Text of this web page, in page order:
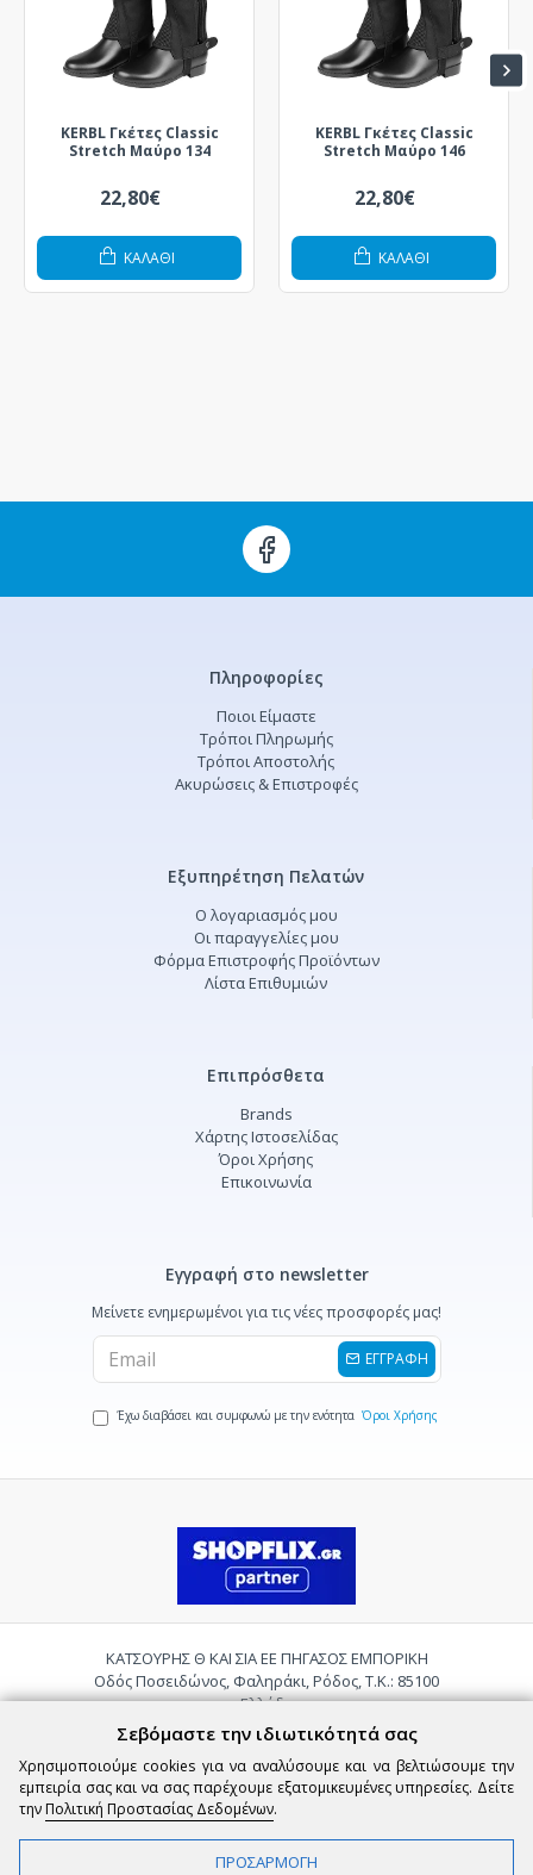
KERBL Γκέτες Classic
Stretch Μαύρο 134
22,80€
ΚΑΛΆΘΙ
KERBL Γκέτες Classic
Stretch Μαύρο 146
22,80€
ΚΑΛΆΘΙ
Πληροφορίες
Ποιοι Είμαστε
Τρόποι Πληρωμής
Τρόποι Αποστολής
Ακυρώσεις & Επιστροφές
Εξυπηρέτηση Πελατών
Ο λογαριασμός μου
Οι παραγγελίες μου
Φόρμα Επιστροφής Προϊόντων
Λίστα Επιθυμιών
Επιπρόσθετα
Brands
Χάρτης Ιστοσελίδας
Όροι Χρήσης
Επικοινωνία
Εγγραφή στο newsletter
Μείνετε ενημερωμένοι για τις νέες προσφορές μας!
ΕΓΓΡΑΦΗ
Έχω διαβάσει και συμφωνώ με την ενότητα Όροι Χρήσης
ΚΑΤΣΟΥΡΗΣ Θ ΚΑΙ ΣΙΑ ΕΕ ΠΗΓΑΣΟΣ ΕΜΠΟΡΙΚΗ
Οδός Ποσειδώνος, Φαληράκι, Ρόδος, Τ.Κ.: 85100
Ελλάδα
Τηλ.:2241085059
Email:
pigasosemporiki@gmail.com
Σεβόμαστε την ιδιωτικότητά σας
Χρησιμοποιούμε cookies για να αναλύσουμε και να βελτιώσουμε την
εμπειρία σας και να σας παρέχουμε εξατομικευμένες υπηρεσίες. Δείτε
την Πολιτική Προστασίας Δεδομένων.
ΠΡΟΣΑΡΜΟΓΗ